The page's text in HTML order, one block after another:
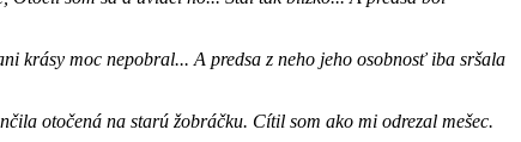
krásy moc nepobral... A predsa z neho jeho osobnosť iba sršala
otočená na starú žobráčku. Cítil som ako mi odrezal mešec.